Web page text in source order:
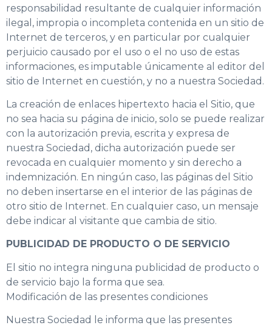
responsabilidad resultante de cualquier información
ilegal, impropia o incompleta contenida en un sitio de
Internet de terceros, y en particular por cualquier
perjuicio causado por el uso o el no uso de estas
informaciones, es imputable únicamente al editor del
sitio de Internet en cuestión, y no a nuestra Sociedad.
La creación de enlaces hipertexto hacia el Sitio, que
no sea hacia su página de inicio, solo se puede realizar
con la autorización previa, escrita y expresa de
nuestra Sociedad, dicha autorización puede ser
revocada en cualquier momento y sin derecho a
indemnización. En ningún caso, las páginas del Sitio
no deben insertarse en el interior de las páginas de
otro sitio de Internet. En cualquier caso, un mensaje
debe indicar al visitante que cambia de sitio.
PUBLICIDAD DE PRODUCTO O DE SERVICIO
El sitio no integra ninguna publicidad de producto o
de servicio bajo la forma que sea.
Modificación de las presentes condiciones
Nuestra Sociedad le informa que las presentes